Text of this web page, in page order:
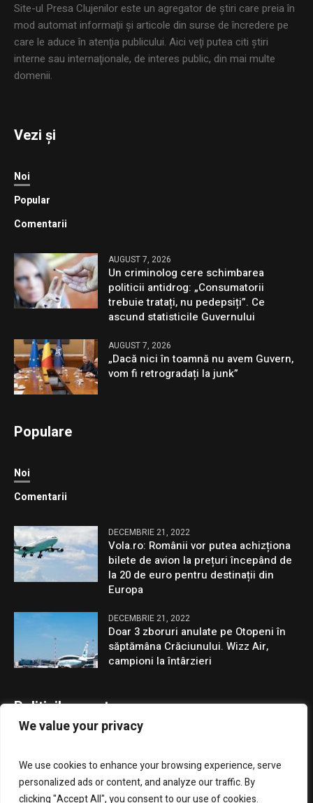
We value your privacy
We use cookies to enhance your browsing experience, serve
personalized ads or content, and analyze our traffic. By
clicking "Accept All", you consent to our use of cookies.
Site-ul Presa Clujenilor este un agregator de ştiri care preia în
mod automat informaţii şi articole din surse de încredere pe
care le aduce în atenţia publicului. Aici veţi putea citi ştiri
interne sau internaţionale, de interes public, din mai multe
domenii.
Vezi și
Noi
Popular
Comentarii
AUGUST 7, 2026
Un criminolog cere schimbarea
politicii antidrog: „Consumatorii
trebuie tratați, nu pedepsiți”. Ce
ascund statisticile Guvernului
AUGUST 7, 2026
„Dacă nici în toamnă nu avem Guvern,
vom fi retrogradați la junk”
Populare
Noi
Comentarii
DECEMBRIE 21, 2022
Vola.ro: Românii vor putea achizționa
bilete de avion la prețuri începând de
la 20 de euro pentru destinații din
Europa
DECEMBRIE 21, 2022
Doar 3 zboruri anulate pe Otopeni în
săptămâna Crăciunului. Wizz Air,
campioni la întârzieri
Politicile noastre
GDPR